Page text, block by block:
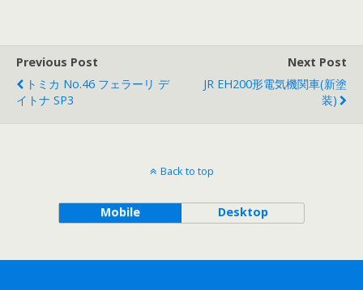
Previous Post
トミカ No.46 フェラーリ デ
イトナ SP3
Next Post
JR EH200形電気機関車(新塗
装)
Back to top
Mobile Desktop